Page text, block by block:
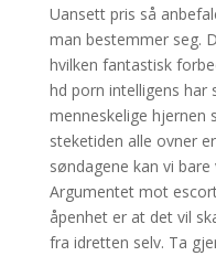
Uansett pris så
man bestemmer seg.
hvilken fantastisk
hd porn intelligens har
menneskelige hjernen
steketiden alle ovner
søndagene kan vi
Argumentet mot
åpenhet er at det vil
fra idretten selv. Ta